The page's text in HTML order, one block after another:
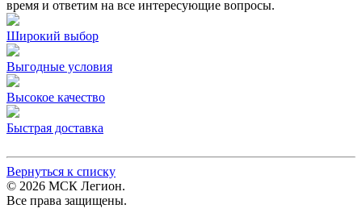
время и ответим на все интересующие вопросы.
Широкий выбор
Выгодные условия
Высокое качество
Быстрая доставка
Вернуться к списку
© 2026 МСК Легион.
Все права защищены.